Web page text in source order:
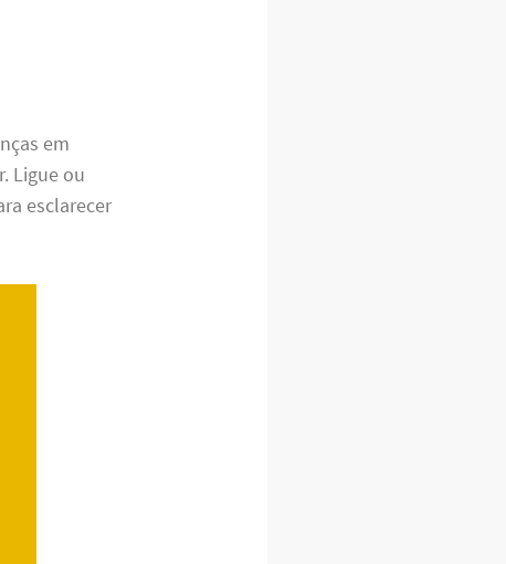
em
Ligue ou
esclarecer